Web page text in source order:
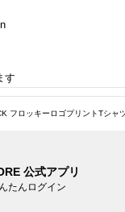
す
フロッキーロゴプリントTシャ
公式アプリ
たんログイン